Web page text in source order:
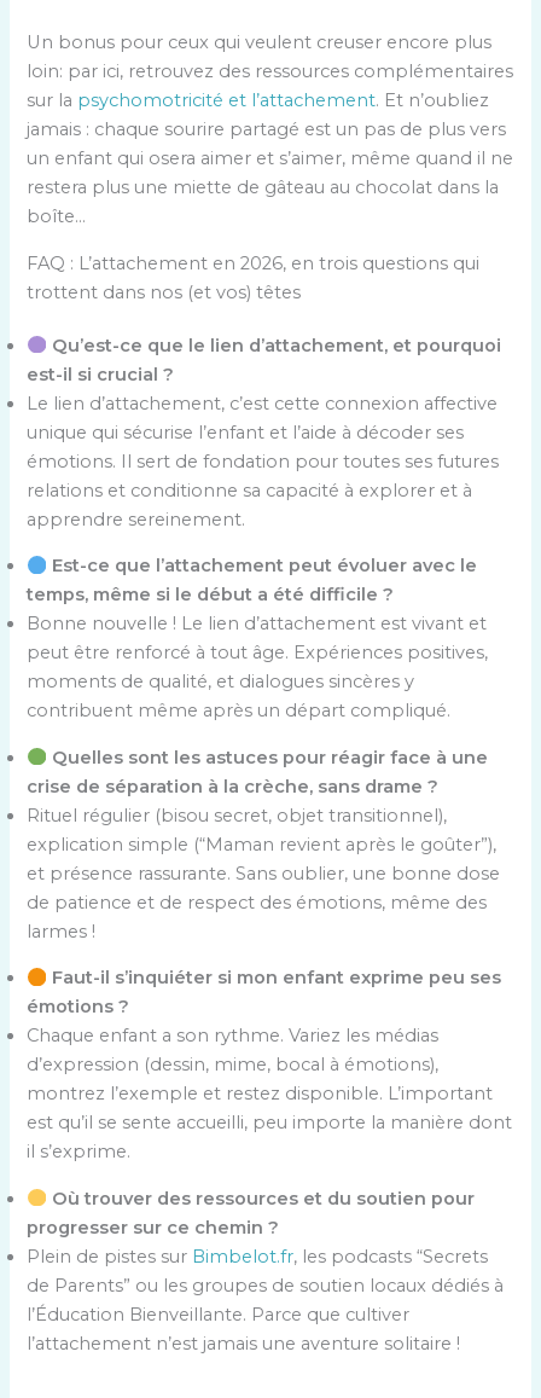
Un bonus pour ceux qui veulent creuser encore plus
loin: par ici, retrouvez des ressources complémentaires
sur la psychomotricité et l’attachement. Et n’oubliez
jamais : chaque sourire partagé est un pas de plus vers
un enfant qui osera aimer et s’aimer, même quand il ne
restera plus une miette de gâteau au chocolat dans la
boîte…
FAQ : L’attachement en 2026, en trois questions qui
trottent dans nos (et vos) têtes
Qu’est-ce que le lien d’attachement, et pourquoi
est-il si crucial ?
Le lien d’attachement, c’est cette connexion affective
unique qui sécurise l’enfant et l’aide à décoder ses
émotions. Il sert de fondation pour toutes ses futures
relations et conditionne sa capacité à explorer et à
apprendre sereinement.
Est-ce que l’attachement peut évoluer avec le
temps, même si le début a été difficile ?
Bonne nouvelle ! Le lien d’attachement est vivant et
peut être renforcé à tout âge. Expériences positives,
moments de qualité, et dialogues sincères y
contribuent même après un départ compliqué.
Quelles sont les astuces pour réagir face à une
crise de séparation à la crèche, sans drame ?
Rituel régulier (bisou secret, objet transitionnel),
explication simple (“Maman revient après le goûter”),
et présence rassurante. Sans oublier, une bonne dose
de patience et de respect des émotions, même des
larmes !
Faut-il s’inquiéter si mon enfant exprime peu ses
émotions ?
Chaque enfant a son rythme. Variez les médias
d’expression (dessin, mime, bocal à émotions),
montrez l’exemple et restez disponible. L’important
est qu’il se sente accueilli, peu importe la manière dont
il s’exprime.
Où trouver des ressources et du soutien pour
progresser sur ce chemin ?
Plein de pistes sur Bimbelot.fr, les podcasts “Secrets
de Parents” ou les groupes de soutien locaux dédiés à
l’Éducation Bienveillante. Parce que cultiver
l’attachement n’est jamais une aventure solitaire !